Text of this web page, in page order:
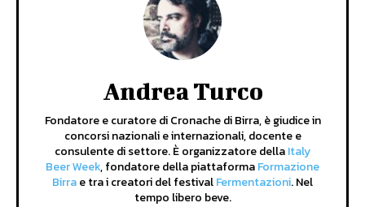
Andrea Turco
Fondatore e curatore di Cronache di Birra, è giudice in
concorsi nazionali e internazionali, docente e
consulente di settore. È organizzatore dellaItaly
Beer Week, fondatore della piattaformaFormazione
Birrae tra i creatori del festivalFermentazioni. Nel
tempo libero beve.